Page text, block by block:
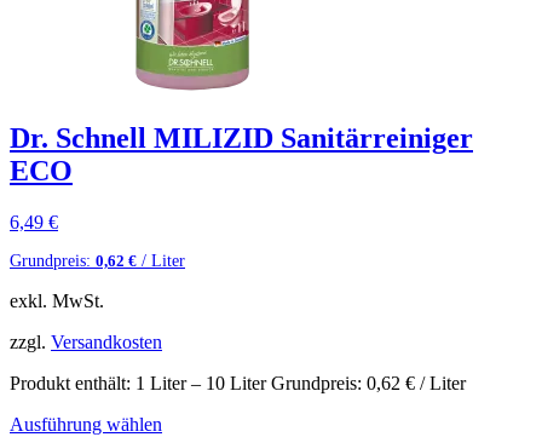
Dr. Schnell MILIZID Sanitärreiniger
ECO
6,49 €
Grundpreis: 0,62 € / Liter
exkl. MwSt.
zzgl. Versandkosten
Produkt enthält: 1 Liter– 10 LiterGrundpreis: 0,62 € / Liter
Ausführung wählen